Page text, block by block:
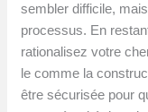
sembler difficile,
processus. En
rationalisez votre
le comme la
être sécurisée pour